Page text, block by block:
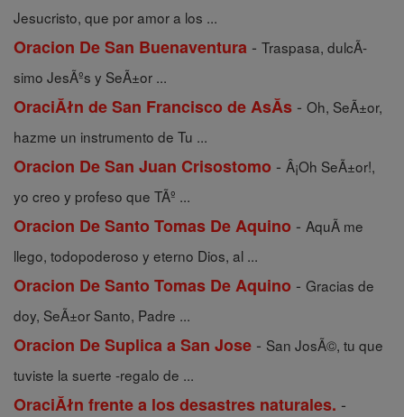
Jesucristo, que por amor a los ...
Oracion De San Buenaventura - Traspasa, dulcÃ­
simo JesÃºs y SeÃ±or ...
OraciĂłn de San Francisco de AsĂ­s - Oh, SeÃ±or,
hazme un instrumento de Tu ...
Oracion De San Juan Crisostomo - Â¡Oh SeÃ±or!,
yo creo y profeso que TÃº ...
Oracion De Santo Tomas De Aquino - AquÃ­ me
llego, todopoderoso y eterno Dios, al ...
Oracion De Santo Tomas De Aquino - Gracias de
doy, SeÃ±or Santo, Padre ...
Oracion De Suplica a San Jose - San JosÃ©, tu que
tuviste la suerte -regalo de ...
OraciĂłn frente a los desastres naturales. -